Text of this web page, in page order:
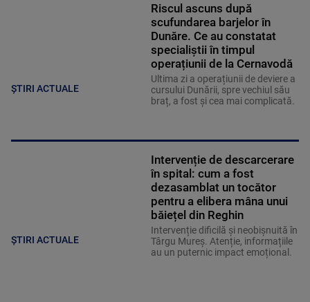
ȘTIRI ACTUALE
Riscul ascuns după
scufundarea barjelor în
Dunăre. Ce au constatat
specialiștii în timpul
operațiunii de la Cernavodă
Ultima zi a operațiunii de deviere a
cursului Dunării, spre vechiul său
braț, a fost și cea mai complicată.
ȘTIRI ACTUALE
Intervenție de descarcerare
în spital: cum a fost
dezasamblat un tocător
pentru a elibera mâna unui
băiețel din Reghin
Intervenție dificilă și neobișnuită în
Târgu Mureș. Atenție, informațiile
au un puternic impact emoțional.